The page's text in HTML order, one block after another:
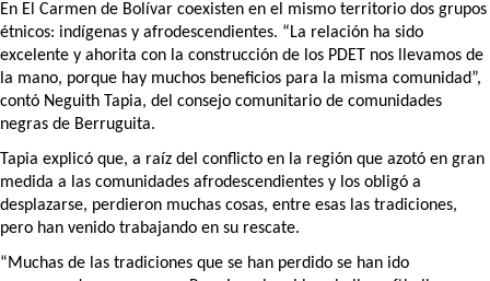
En El Carmen de Bolívar coexisten en el mismo territorio dos grupos
étnicos: indígenas y afrodescendientes. “La relación ha sido
excelente y ahorita con la construcción de los PDET nos llevamos de
la mano, porque hay muchos beneficios para la misma comunidad”,
contó Neguith Tapia, del consejo comunitario de comunidades
negras de Berruguita.
Tapia explicó que, a raíz del conflicto en la región que azotó en gran
medida a las comunidades afrodescendientes y los obligó a
desplazarse, perdieron muchas cosas, entre esas las tradiciones,
pero han venido trabajando en su rescate.
“Muchas de las tradiciones que se han perdido se han ido